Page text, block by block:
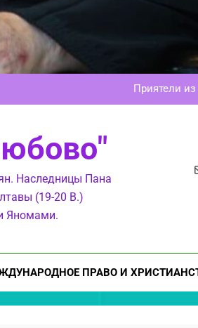
тяжкий грех — быть как «гроб
Свет
Приятели
тяжкий грех — быть как «гроб
Свет
тяжкий грех — быть как «гроб
Наследницы Пана
(19-20 В.)
Яномами.
ПРАВО И